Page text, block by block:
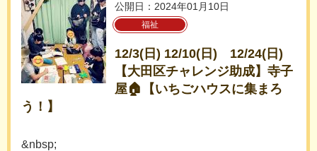
公開日：2024年01月10日
福祉
12/3(日) 12/10(日) 12/24(日)
【大田区チャレンジ助成】寺子
屋🏠【いちごハウスに集まろ
う！】
&nbsp;